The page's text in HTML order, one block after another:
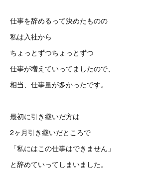
仕事を辞めるって決めたものの
私は入社から
ちょっとずつちょっとずつ
仕事が増えていってましたので、
相当、仕事量が多かったです。
最初に引き継いだ方は
2ヶ月引き継いだところで
「私にはこの仕事はできません」
と辞めていってしまいました。